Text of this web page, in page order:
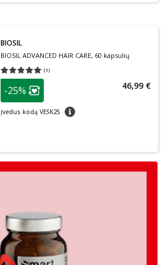
BIOSIL
BIOSIL ADVANCED HAIR CARE, 60 kapsulių
(1)
Vidutinis įvertinimas 5.00
patarimas
Lojalumo klubo narių nuolaida
-25%
Įvedus kodą VESK25 patarimas
46,99 €